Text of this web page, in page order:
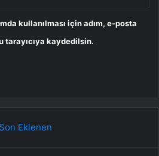
kullanılması için adım, e-posta
tarayıcıya kaydedilsin.
Son Eklenen